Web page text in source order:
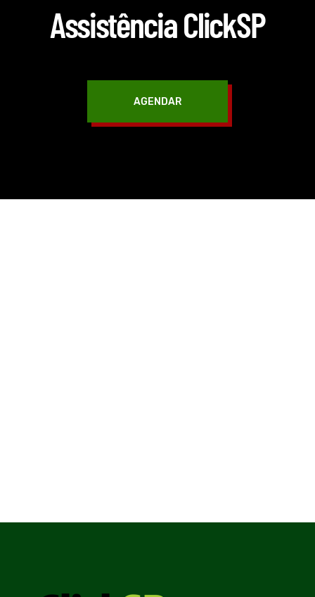
Assistência ClickSP
AGENDAR